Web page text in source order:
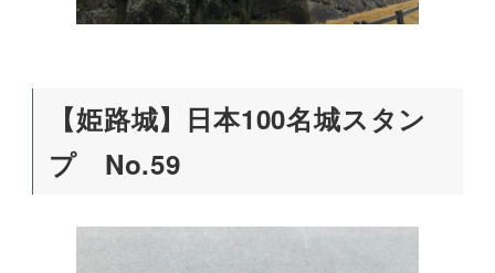
【姫路城】日本100名城スタン
プ No.59